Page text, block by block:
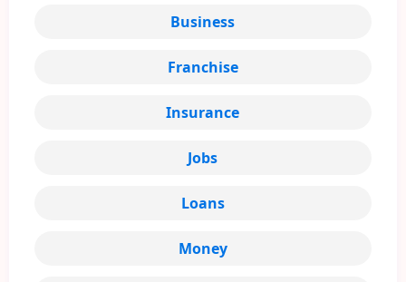
Business
Franchise
Insurance
Jobs
Loans
Money